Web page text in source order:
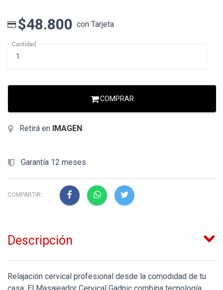
$48.800 con Tarjeta
Cantidad
COMPRAR
Retirá en IMAGEN.
Garantía 12 meses
COMPARTIR:
Descripción
Relajación cervical profesional desde la comodidad de tu